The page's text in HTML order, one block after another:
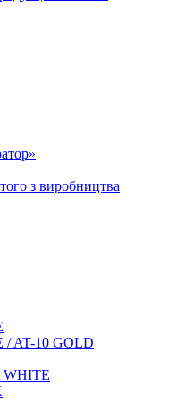
з виробництва
/ AT-10 GOLD